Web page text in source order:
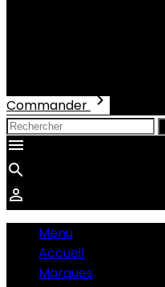
Commander



Menu
Accueil
Marques